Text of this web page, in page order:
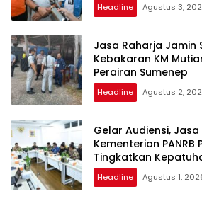
Headline Agustus 3,
Jasa Raharja Jamin
Kebakaran KM
Perairan Sumenep
Headline Agustus 2,
Gelar Audiensi,
Kementerian
Tingkatkan
Headline Agustus 1,